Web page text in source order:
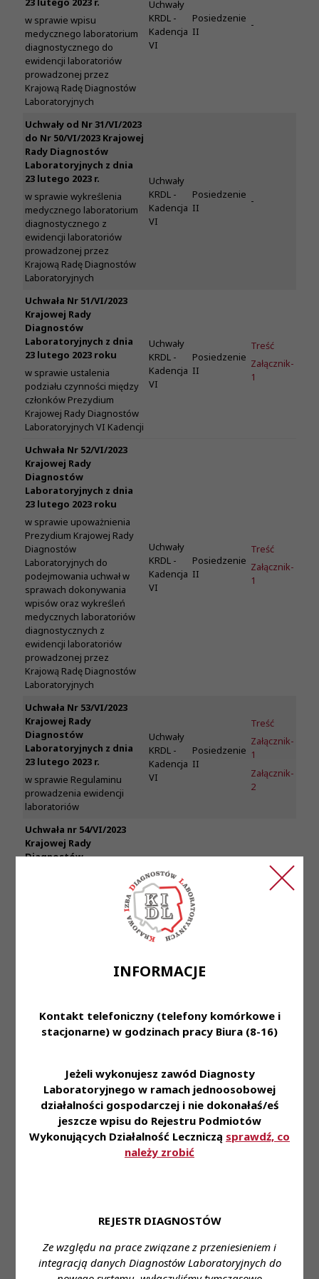
INFORMACJE
Kontakt telefoniczny (telefony komórkowe i
stacjonarne) w godzinach pracy Biura (8-16)
Jeżeli wykonujesz zawód Diagnosty
Laboratoryjnego w ramach jednoosobowej
działalności gospodarczej i nie dokonałaś/eś
jeszcze wpisu do Rejestru Podmiotów
Wykonujących Działalność Leczniczą sprawdź, co
należy zrobić
REJESTR DIAGNOSTÓW
Ze względu na prace związane z przeniesieniem i
integracją danych Diagnostów Laboratoryjnych do
w sprawie wpisu
medycznego laboratorium
diagnostycznego do
ewidencji laboratoriów
prowadzonej przez
Krajową Radę Diagnostów
Laboratoryjnych
Uchwały
KRDL -
Kadencja
VI
Posiedzenie
II
-
Uchwały od Nr 31/VI/2023
do Nr 50/VI/2023 Krajowej
Rady Diagnostów
Laboratoryjnych z dnia
23 lutego 2023 r.
w sprawie wykreślenia
medycznego laboratorium
diagnostycznego z
ewidencji laboratoriów
prowadzonej przez
Krajową Radę Diagnostów
Laboratoryjnych
Uchwały
KRDL -
Kadencja
VI
Posiedzenie
II
-
Uchwała Nr 51/VI/2023
Krajowej Rady
Diagnostów
Laboratoryjnych z dnia
23 lutego 2023 roku
w sprawie ustalenia
podziału czynności między
członków Prezydium
Krajowej Rady Diagnostów
Laboratoryjnych VI Kadencji
Uchwały
KRDL -
Kadencja
VI
Posiedzenie
II
Treść
Załącznik-
1
Uchwała Nr 52/VI/2023
Krajowej Rady
Diagnostów
Laboratoryjnych z dnia
23 lutego 2023 roku
w sprawie upoważnienia
Prezydium Krajowej Rady
Diagnostów
Laboratoryjnych do
podejmowania uchwał w
sprawach dokonywania
wpisów oraz wykreśleń
medycznych laboratoriów
diagnostycznych z
ewidencji laboratoriów
prowadzonej przez
Krajową Radę Diagnostów
Laboratoryjnych
Uchwały
KRDL -
Kadencja
VI
Posiedzenie
II
Treść
Załącznik-
1
Uchwała Nr 53/VI/2023
Krajowej Rady
Diagnostów
Laboratoryjnych z dnia
23 lutego 2023 r.
w sprawie Regulaminu
prowadzenia ewidencji
laboratoriów
Uchwały
KRDL -
Kadencja
VI
Posiedzenie
II
Treść
Załącznik-
1
Załącznik-
2
Uchwała nr 54/VI/2023
Krajowej Rady
Diagnostów
wykonywania kontroli nad
Uchwały
KRDL -
Kadencja
VI
II
Treść
Załącznik-
Uchwała Nr 55/VI/2023
Laboratoryjnych z dnia
23 lutego 2023 roku
Krajowej Rady Diagnostów
Laboratoryjnych
Uchwały
KRDL -
Kadencja
Posiedzenie
Treść
Załącznik-
Uchwała Nr 56/VI/2023
Krajowej Rady
Diagnostów
Laboratoryjnych z dnia
Laboratoryjnych do
rozpoznawania wniosków o
udzielenie informacji
publicznej kierowanych do
KRDL -
VI
Posiedzenie